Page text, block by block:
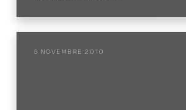
5 NOVEMBRE 2010